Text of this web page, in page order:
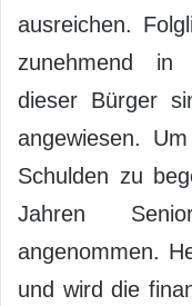
ausreichen.
zunehmend in
dieser Bürger
angewiesen.
Schulden zu
Jahren
angenommen.
und wird die